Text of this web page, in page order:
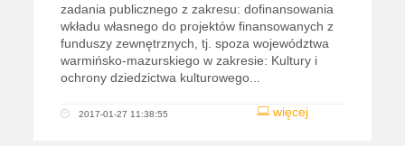
zadania publicznego z zakresu: dofinansowania
wkładu własnego do projektów finansowanych z
funduszy zewnętrznych, tj. spoza województwa
warmińsko-mazurskiego w zakresie: Kultury i
ochrony dziedzictwa kulturowego...
więcej
2017-01-27 11:38:55